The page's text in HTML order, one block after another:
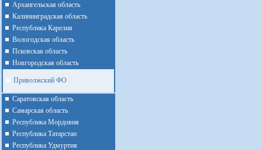
Архангельская область
Калининградская область
Республика Карелия
Вологодская область
Псковская область
Новгородская область
Приволжский ФО
Cаратовская область
Cамарская область
Республика Мордовия
Республика Татарстан
Республика Удмуртия